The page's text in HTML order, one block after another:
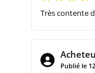
Très contente
Publié le